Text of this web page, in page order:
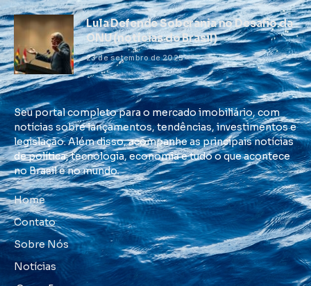
Lula Defende Soberania no Desafio da
ONU (notícias do Brasil)
23 de setembro de 2025
Seu portal completo para o mercado imobiliário, com
notícias sobre lançamentos, tendências, investimentos e
legislação. Além disso, acompanhe as principais notícias
de política, tecnologia, economia e tudo o que acontece
no Brasil e no mundo.
Home
Contato
Sobre Nós
Notícias